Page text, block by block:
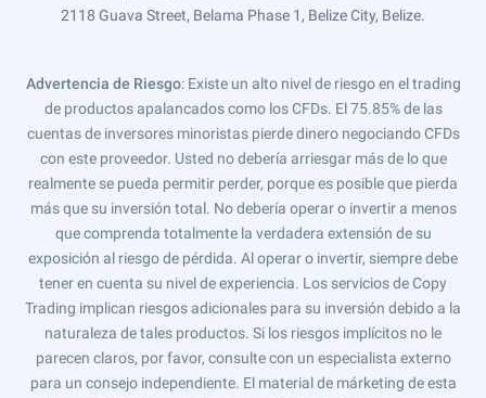
2118 Guava Street, Belama Phase 1, Belize City, Belize.
Advertencia de Riesgo: Existe un alto nivel de riesgo en el trading
de productos apalancados como los CFDs. El 75.85% de las
cuentas de inversores minoristas pierde dinero negociando CFDs
con este proveedor. Usted no debería arriesgar más de lo que
realmente se pueda permitir perder, porque es posible que pierda
más que su inversión total. No debería operar o invertir a menos
que comprenda totalmente la verdadera extensión de su
exposición al riesgo de pérdida. Al operar o invertir, siempre debe
tener en cuenta su nivel de experiencia. Los servicios de Copy
Trading implican riesgos adicionales para su inversión debido a la
naturaleza de tales productos. Si los riesgos implícitos no le
parecen claros, por favor, consulte con un especialista externo
para un consejo independiente. El material de márketing de esta